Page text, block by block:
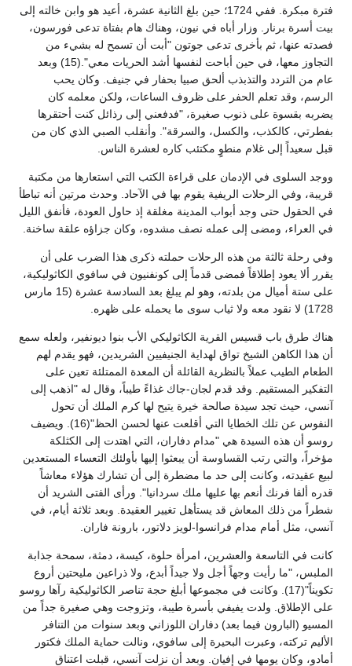
فترة مبكرة. ففي 1724؛ حين بلغ الثانية عشرة، أعيد هو وابن خالته إلى
بيت أسرة برنار. وزار أباه في نيون، وهناك هام بفتاة تدعى فورسون،
فصدته عنها، ثم بأخرى تدعى جوتون "أبت أن تسمح له بشيء من
التجاوز معها، في حين أباحت لنفسها أشد الحريات معي".(15) وبعد
عام من التردد والتذبذب ألحق صبيا بحفار في جنيف. وكان يحب
الرسم، وقد تعلم الحفر على ظروف الساعات، ولكن معلمه كان
يضربه بقسوة على ذنوب صغيرة، "فدفعني إلى رذائل كنت أحتقرها
بفطرتي، كالكذب، والكسل، والسرقة". وأنقلب الصبي الذي كان من
قبل سعيداً إلى غلام منطوٍ مكتئب كاره لعشرة الناس.
ووجد السلوى في الإدمان على قراءة الكتب التي استعارها من مكتبة
قريبة، وفي الرحلات الريفية يقوم بها في الآحاد. وحدث مرتين أنه تباطأ
في الحقول حتى وجد أبواب المدينة مغلقة إذ حاول العودة، فأنفق الليل
في العراء، ومضى إلى عمله نصف مشدوه، وكان جزاؤه علقة ساخنة.
وفي رحلة ثالثة من هذه الرحلات حملته ذكرى هذا الضرب على أن
يقرر ألا يعود إطلاقاً فمضى قدماً إلى كونفنيون في سافوي الكاثوليكية،
على ستة أميال من بلدته، وهو لم يبلغ بعد السادسة عشرة (15 مارس
1728) لا نقود معه ولا ثياب سوى ما يحمله على ظهره.
هناك طرق باب قسيس القرية الكاثوليكي الأب بنوا ديونفير، ولعله سمع
أن هذا الكاهن الشيخ تواق لهداية الجنيفيين الشريدين، فهو يقدم لهم
الطعام الطيب عملاً بالنظرية القائلة أن المعدة الممتلئة تعين على
التفكير المستقيم. وقد قدم لجان-جاك غذاءً طيباً، وقال له "اذهب إلى
آنسي، حيث تجد سيدة صالحة خيرة يتيح لها كرم الملك أن تحول
النفوس عن تلك الخطايا التي أقلعت عنها لحسن الحظ"(16). ويضيف
روسو أن هذه السيدة هي "مدام دفاران، التي اهتدت إلى الكثلكة
مؤخراً، والتي رتب القساوسة أن يبعثوا إليها بأولئك التعساء المستعدين
لبيع عقيدته، وكانت إلى حد ما مضطرة إلى أن تشارك هؤلاء معاشاً
قدره ألفا فرنك أنعم بها عليها ملك سردانيا". ورأى الفتى الشريد أن
شطراً من ذلك المعاش قد يستأهل تغيير العقيدة. وبعد ثلاثة أيام، في
آنسي، مثل أمام مدام فرانسوا-لويز دلاتور، بارونة فاران.
كانت في التاسعة والعشرين، امرأة حلوة، كيسة، دمثة، سمحة جذابة
الملبس، "ما رأيت وجهاً أجل ولا جيداً أبدع، ولا ذراعين مليحتين أروع
تكويناً"(17). وكانت في مجموعها أبلغ حجة تناصر الكاثوليكية رآها روسو
على الإطلاق. ولدت يفيفي بأسرة طيبة، وتزوجت وهي صغيرة جداً من
المسيو (البارون فيما بعد) دفاران اللوزاني وبعد سنوات من التنافر
الأليم تركته، وعبرت البحيرة إلى سافوي، ونالت حماية الملك فكتور
أمادو، وكان يومها في إفيان. وبعد أن نزلت آنسي، قبلت اعتناق